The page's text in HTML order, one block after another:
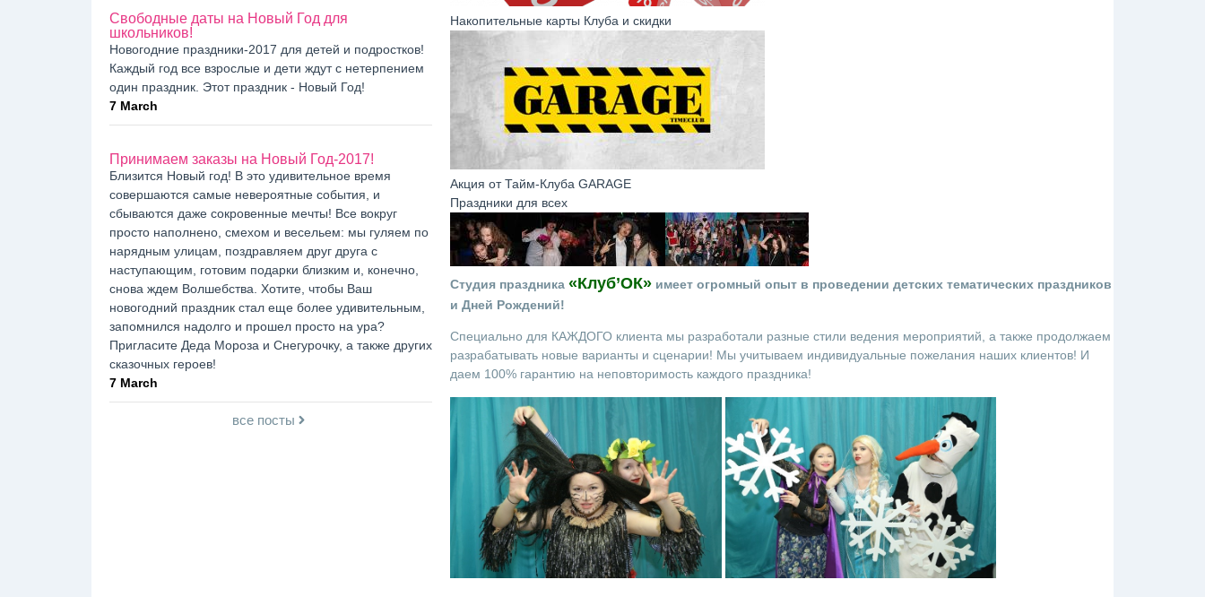
Свободные даты на Новый Год для
школьников!
Новогодние праздники-2017 для детей и подростков!
Каждый год все взрослые и дети ждут с нетерпением
один праздник. Этот праздник - Новый Год!
7 March
Принимаем заказы на Новый Год-2017!
Близится Новый год! В это удивительное время
совершаются самые невероятные события, и
сбываются даже сокровенные мечты! Все вокруг
просто наполнено, смехом и весельем: мы гуляем по
нарядным улицам, поздравляем друг друга с
наступающим, готовим подарки близким и, конечно,
снова ждем Волшебства. Хотите, чтобы Ваш
новогодний праздник стал еще более удивительным,
запомнился надолго и прошел просто на ура?
Пригласите Деда Мороза и Снегурочку, а также других
сказочных героев!
7 March
все посты
Накопительные карты Клуба и скидки
Акция от Тайм-Клуба GARAGE
Праздники для всех
Студия праздника «Клуб’ОК»имеет огромный опыт в проведении детских тематических праздников
и Дней Рождений!
Специально для КАЖДОГО клиента мы разработали разные стили ведения мероприятий, а также продолжаем
разрабатывать новые варианты и сценарии! Мы учитываем индивидуальные пожелания наших клиентов! И
даем 100% гарантию на неповторимость каждого праздника!